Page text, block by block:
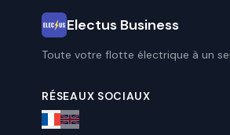
Electus Business
Toute votre flotte électrique à un
RÉSEAUX SOCIAUX